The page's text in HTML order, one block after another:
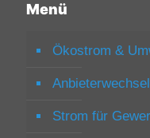
Menü
Ökostrom &
Strom für